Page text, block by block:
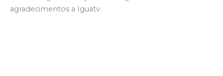
agradecimentos a Iguatv.